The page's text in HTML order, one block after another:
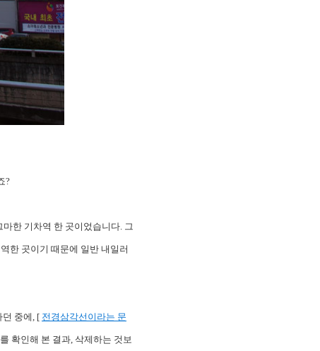
?
한 기차역 한 곳이었습니다. 그
한 곳이기 때문에 일반 내일러
던 중에, [ 전경삼각선이라는 문
확인해 본 결과, 삭제하는 것보